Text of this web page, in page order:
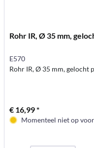
Rohr IR, Ø 35 mm,
E570
Rohr IR, Ø 35 mm, gelocht
€ 16,99 *
Momenteel niet op